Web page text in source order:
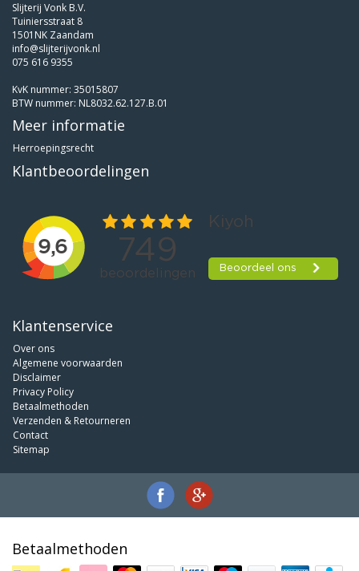
Slijterij Vonk B.V.
Tuiniersstraat 8
1501NK Zaandam
info@slijterijvonk.nl
075 616 9355
KvK nummer: 35015807
BTW nummer: NL8032.62.127.B.01
Meer informatie
Herroepingsrecht
Klantbeoordelingen
Klantenservice
Over ons
Algemene voorwaarden
Disclaimer
Privacy Policy
Betaalmethoden
Verzenden & Retourneren
Contact
Sitemap
Betaalmethoden